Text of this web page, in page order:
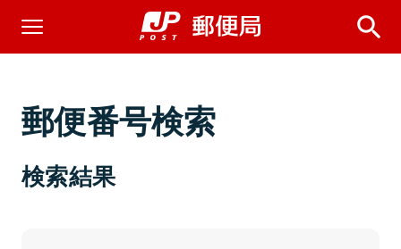
郵便番号検索
検索結果